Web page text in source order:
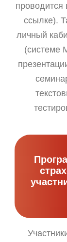
проводится
ссылке).
личный
(системе